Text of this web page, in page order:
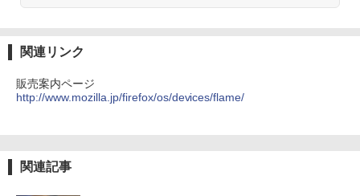
関連リンク
販売案内ページ
http://www.mozilla.jp/firefox/os/devices/flame/
関連記事